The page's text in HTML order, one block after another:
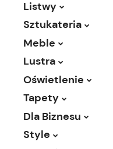
Listwy
Sztukateria
Meble
Lustra
Oświetlenie
Tapety
Dla Biznesu
Style